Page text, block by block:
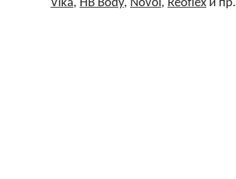
Vika, HB Body, Novol, Reoflexи пр.